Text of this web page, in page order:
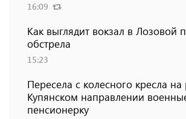
16:09
Как выглядит вокзал в Лозовой
обстрела
15:23
Пересела с колесного кресла
Купянском направлении
пенсионерку